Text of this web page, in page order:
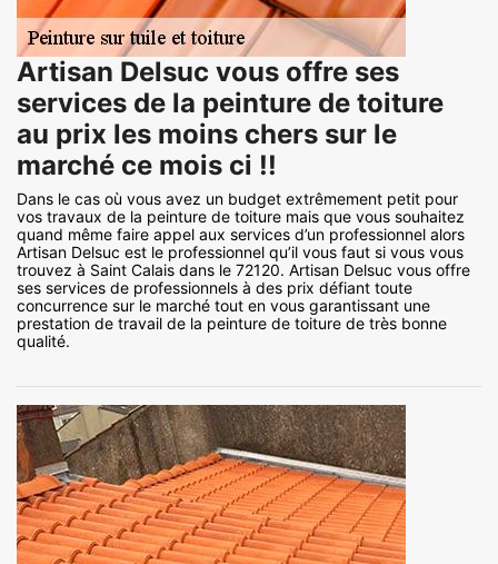
Artisan Delsuc vous offre ses
services de la peinture de toiture
au prix les moins chers sur le
marché ce mois ci !!
Dans le cas où vous avez un budget extrêmement petit pour
vos travaux de la peinture de toiture mais que vous souhaitez
quand même faire appel aux services d’un professionnel alors
Artisan Delsuc est le professionnel qu’il vous faut si vous vous
trouvez à Saint Calais dans le 72120. Artisan Delsuc vous offre
ses services de professionnels à des prix défiant toute
concurrence sur le marché tout en vous garantissant une
prestation de travail de la peinture de toiture de très bonne
qualité.